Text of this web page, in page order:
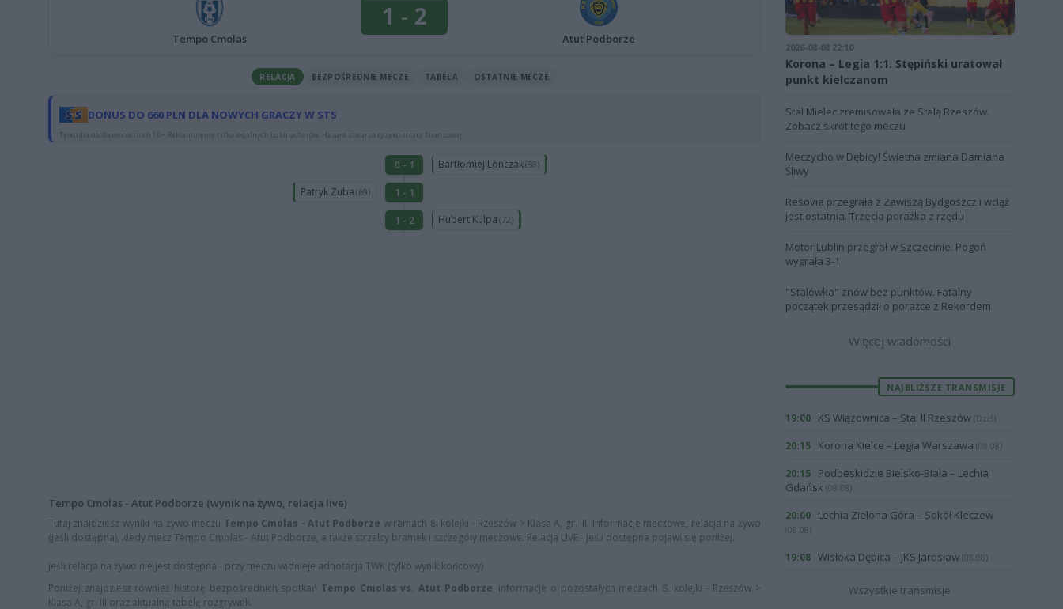
Tempo Cmolas
1 - 2
Atut Podborze
RELACJA BEZPOŚREDNIE MECZE TABELA OSTATNIE MECZE
BONUS DO 660 PLN DLA NOWYCH GRACZY W STS
Tylko dla osób pełnoletnich 18+. Reklamujemy tylko legalnych bukmacherów. Hazard stwarza ryzyko straty finansowej.
0 - 1 Bartłomiej Lonczak(58)
Patryk Zuba (69) 1 - 1
1 - 2 Hubert Kulpa (72)
Tempo Cmolas - Atut Podborze (wynik na żywo, relacja live)
Tutaj znajdziesz wyniki na żywo meczu Tempo Cmolas - Atut Podborze w ramach 8. kolejki - Rzeszów > Klasa A, gr. III. Informacje meczowe, relacja na żywo
(jeśli dostępna), kiedy mecz Tempo Cmolas - Atut Podborze, a także strzelcy bramek i szczegóły meczowe. Relacja LIVE - jeśli dostępna pojawi się poniżej.
Jeśli relacja na żywo nie jest dostępna - przy meczu widnieje adnotacja TWK (tylko wynik końcowy)
Poniżej znajdziesz również historę bezpośrednich spotkań Tempo Cmolas vs. Atut Podborze, informacje o pozostałych meczach 8. kolejki - Rzeszów >
Klasa A, gr. III oraz aktualną tabelę rozgrywek.
2026-08-08 22:10
Korona – Legia 1:1. Stępiński uratował
punkt kielczanom
Stal Mielec zremisowała ze Stalą Rzeszów.
Zobacz skrót tego meczu
Meczycho w Dębicy! Świetna zmiana Damiana
Śliwy
Resovia przegrała z Zawiszą Bydgoszcz i wciąż
jest ostatnia. Trzecia porażka z rzędu
Motor Lublin przegrał w Szczecinie. Pogoń
wygrała 3-1
"Stalówka" znów bez punktów. Fatalny
początek przesądził o porażce z Rekordem
Więcej wiadomości
NAJBLIŻSZE TRANSMISJE
19:00 KS Wiązownica – Stal II Rzeszów (Dziś)
20:15 Korona Kielce – Legia Warszawa (08.08)
20:15
Podbeskidzie Bielsko-Biała – Lechia
Gdańsk (08.08)
20:00 Lechia Zielona Góra – Sokół Kleczew
(08.08)
19:08 Wisłoka Dębica – JKS Jarosław (08.08)
Wszystkie transmisje